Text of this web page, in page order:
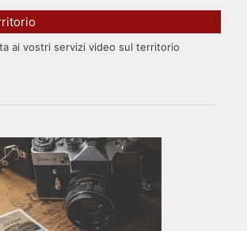
ai vostri servizi video sul territorio